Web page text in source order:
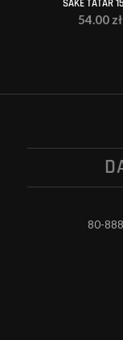
SAKE TATAR
54.00 zł
80-